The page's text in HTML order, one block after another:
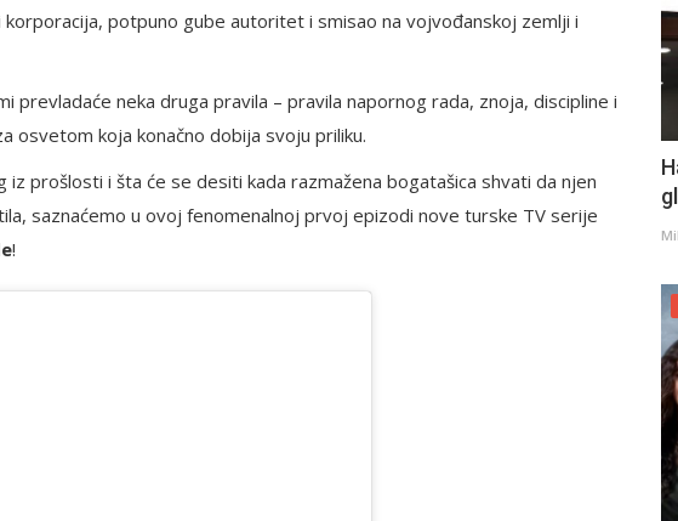
potpuno gube autoritet i smisao na vojvođanskoj zemlji i
prevladaće neka druga pravila – pravila napornog rada, znoja, discipline i
osvetom koja konačno dobija svoju priliku.
iz prošlosti i šta će se desiti kada razmažena bogatašica shvati da njen
saznaćemo u ovoj fenomenalnoj prvoj epizodi nove turske TV serije
!